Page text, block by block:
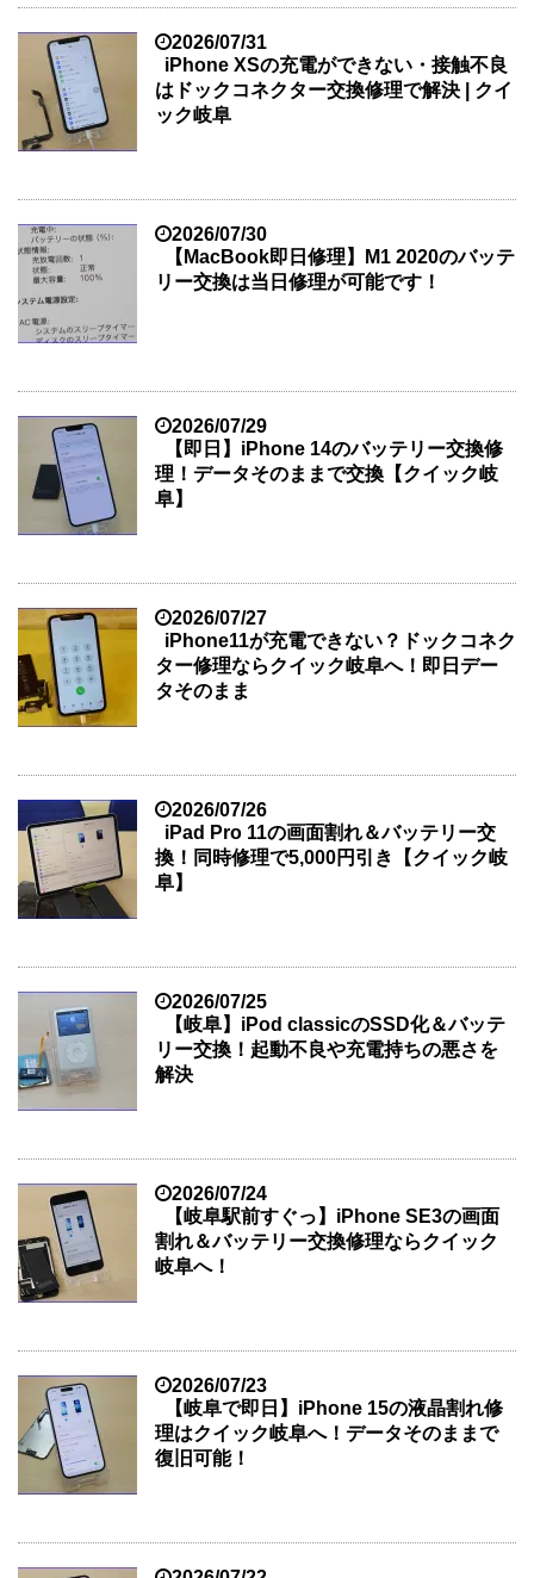
2026/07/31
iPhone XSの充電ができない・接触不良
はドックコネクター交換修理で解決 | クイ
ック岐阜
2026/07/30
【MacBook即日修理】M1 2020のバッテ
リー交換は当日修理が可能です！
2026/07/29
【即日】iPhone 14のバッテリー交換修
理！データそのままで交換【クイック岐
阜】
2026/07/27
iPhone11が充電できない？ドックコネク
ター修理ならクイック岐阜へ！即日デー
タそのまま
2026/07/26
iPad Pro 11の画面割れ＆バッテリー交
換！同時修理で5,000円引き【クイック岐
阜】
2026/07/25
【岐阜】iPod classicのSSD化＆バッテ
リー交換！起動不良や充電持ちの悪さを
解決
2026/07/24
【岐阜駅前すぐっ】iPhone SE3の画面
割れ＆バッテリー交換修理ならクイック
岐阜へ！
2026/07/23
【岐阜で即日】iPhone 15の液晶割れ修
理はクイック岐阜へ！データそのままで
復旧可能！